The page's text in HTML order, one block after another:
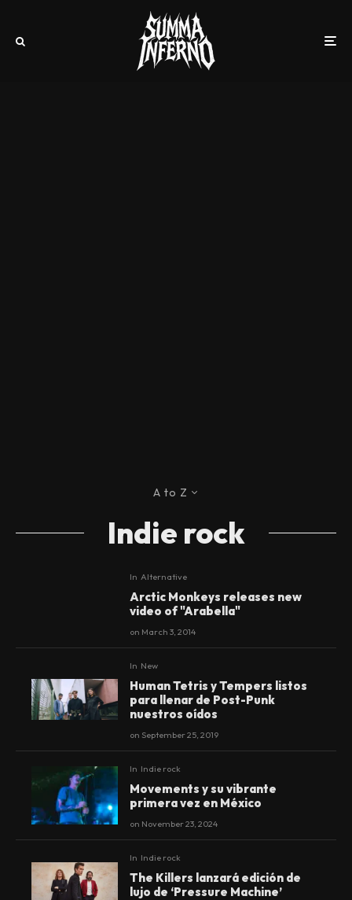
A to Z
Indie rock
In Alternative
Arctic Monkeys releases new
video of "Arabella"
on March 3, 2014
In New
Human Tetris y Tempers listos
para llenar de Post-Punk
nuestros oídos
onSeptember 25, 2019
In Indie rock
Movements y su vibrante
primera vez en México
on November 23, 2024
In Indie rock
The Killers lanzará edición de
lujo de ‘Pressure Machine’